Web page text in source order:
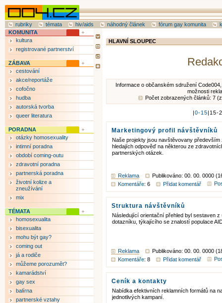
rubriky témata hiv/aids náhodný článek fórum gay komunita
HLAVNÍ SLOUPEC
Informace o občanském sdružení
možnosti
Počet zobrazených článků: 7
|0-15|15-
Marketingový profil návštěvníků
Naše projekty jsou navštěvovany především
hledajích odpověď na některou ze
partnerských otázek.
Reklama
Publikováno: 00. 00. 0000
Komentáře: 6 Přidat komentář
Struktura návštěvníků
Následující orientační přehled byl sestaven z
dotazníku, týkajícího se znalostí populace
Reklama
Publikováno: 00. 00. 0000
Komentáře: 8 Přidat komentář
Ceník a kontakty
Nabídka efektivních reklamních formátů na
jednotlivých kampaní.
KOMUNITA
kultura
registrované partnerství
ZÁBAVA
cestování
akce/reportáže
cofočno
hudba
autorská tvorba
queer literatura
PORADNA
otázky homosexuality
intimní poradna
období coming-outu
zdravotní poradna
partnerská poradna
životní kolize a
zneužívání
mix
TÉMATA
homosexualita
bisexualita
mohu být gay?
coming out
já a rodiče
můžeme porozumět?
kamarádství
gay sex
balírna
partnerské vztahy